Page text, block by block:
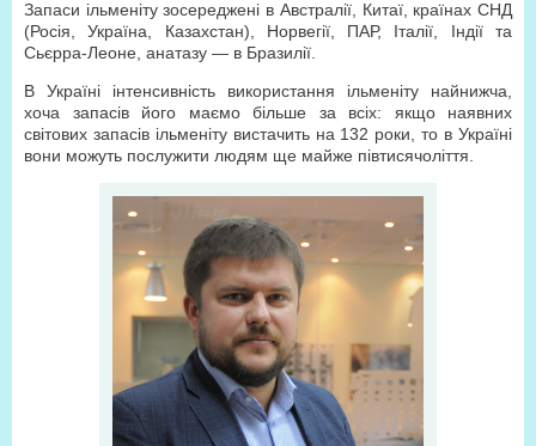
Запаси ільменіту зосереджені в Австралії, Китаї, країнах СНД
(Росія, Україна, Казахстан), Норвегії, ПАР, Італії, Індії та
Сьєрра-Леоне, анатазу — в Бразилії.
В Україні інтенсивність використання ільменіту найнижча,
хоча запасів його маємо більше за всіх: якщо наявних
світових запасів ільменіту вистачить на 132 роки, то в Україні
вони можуть послужити людям ще майже півтисячоліття.